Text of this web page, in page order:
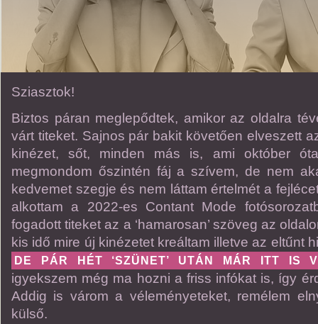
Sziasztok!
Biztos páran meglepődtek, amikor az oldalra
várt titeket. Sajnos pár bakit követően elveszett
kinézet, sőt, minden más is, ami október
megmondom őszintén fáj a szívem, de nem
kedvemet szegje és nem láttam értelmét a
alkottam a 2022-es Contant Mode
fogadott titeket az a ‘hamarosan’ szöveg az
kis idő mire új kinézetet kreáltam illetve az eltűnt
DE PÁR HÉT ‘SZÜNET’ UTÁN MÁR ITT IS
igyekszem még ma hozni a friss infókat is, így
Addig is várom a véleményeteket, remélem
külső.